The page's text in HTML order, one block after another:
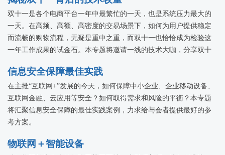
双十一是各个电商平台一年中最繁忙的一天，也是系统压力最大的
一天。在高频、高额、高密度的交易场景下，如何为用户提供稳定
而流畅的购物流程，无疑是重中之重，而双十一也恰恰成为检验这
一年工作成果的试金石。本专题将邀请一线的技术大咖，分享双十
信息安全保障最佳实践
在主推“互联网+”发展的今天，如何保障中小企业、企业移动设备、
互联网金融、云应用等安全？如何取得需求和风险的平衡？本专题
将汇聚信息安全保障的最佳实践案例，力求给与会者提供最好的参
考方案。
物联网＋智能设备